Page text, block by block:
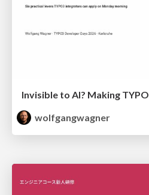
wolfgangwagner